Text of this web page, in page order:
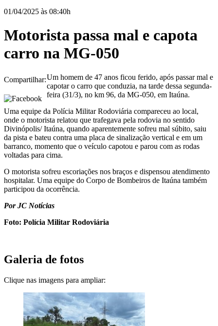
01/04/2025 às 08:40h
Motorista passa mal e capota
carro na MG-050
Compartilhar:Um homem de 47 anos ficou ferido, após passar mal e
capotar o carro que conduzia, na tarde dessa segunda-
feira (31/3), no km 96, da MG-050, em Itaúna.
Uma equipe da Polícia Militar Rodoviária compareceu ao local,
onde o motorista relatou que trafegava pela rodovia no sentido
Divinópolis/ Itaúna, quando aparentemente sofreu mal súbito, saiu
da pista e bateu contra uma placa de sinalização vertical e em um
barranco, momento que o veículo capotou e parou com as rodas
voltadas para cima.
O motorista sofreu escoriações nos braços e dispensou atendimento
hospitalar. Uma equipe do Corpo de Bombeiros de Itaúna também
participou da ocorrência.
Por JC Notícias
Foto: Polícia Militar Rodoviária
Galeria de fotos
Clique nas imagens para ampliar: